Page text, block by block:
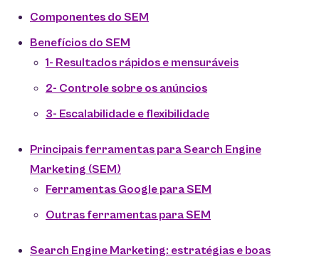
Componentes do SEM
Benefícios do SEM
1- Resultados rápidos e mensuráveis
2- Controle sobre os anúncios
3- Escalabilidade e flexibilidade
Principais ferramentas para Search Engine
Marketing (SEM)
Ferramentas Google para SEM
Outras ferramentas para SEM
Search Engine Marketing: estratégias e boas